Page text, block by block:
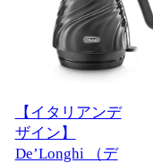
【イタリアンデ
ザイン】
De’Longhi （デ